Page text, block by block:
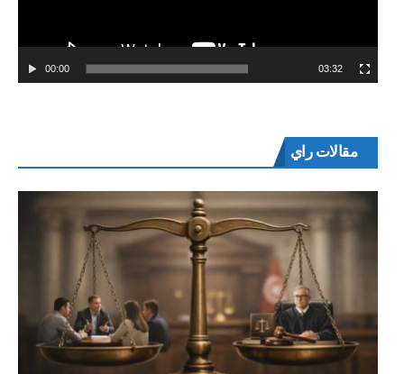
00:00 03:32
مقالات راي